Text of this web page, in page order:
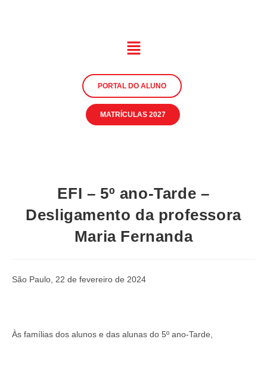
PORTAL DO ALUNO
MATRÍCULAS 2027
EFI – 5º ano-Tarde –
Desligamento da professora
Maria Fernanda
São Paulo, 22 de fevereiro de 2024
Às famílias dos alunos e das alunas do 5º ano-Tarde,